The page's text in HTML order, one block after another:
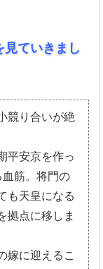
見ていきまし
競り合いが絶
平安京を作っ
筋。将門の
も天皇になる
拠点に移しま
嫁に迎えるこ